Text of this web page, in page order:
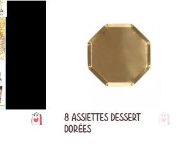
8 ASSIETTES DESSERT
DORÉES